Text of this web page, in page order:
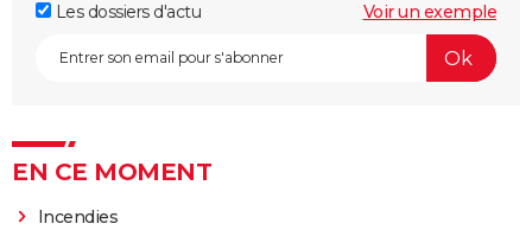
Les dossiers d'actu
Voir un exemple
EN CE MOMENT
Incendies